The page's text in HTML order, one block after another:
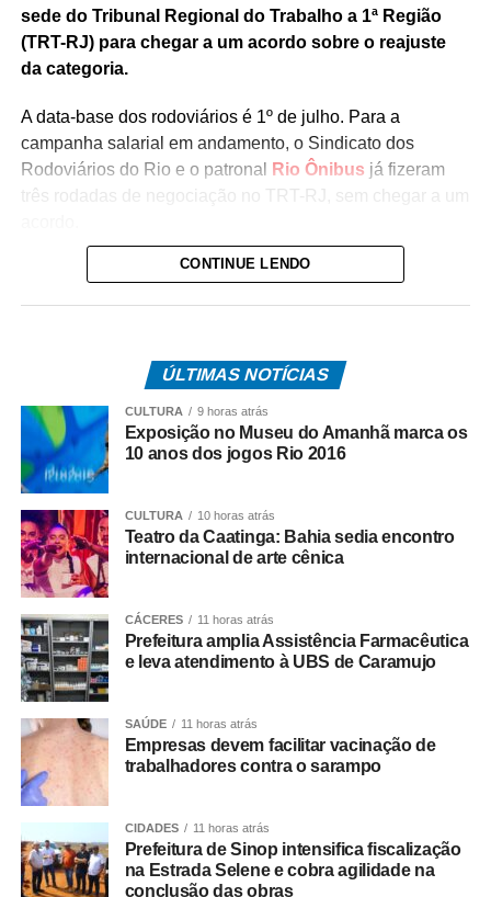
sede do Tribunal Regional do Trabalho a 1ª Região
(TRT-RJ) para chegar a um acordo sobre o reajuste
da categoria.
A data-base dos rodoviários é 1º de julho. Para a
campanha salarial em andamento, o Sindicato dos
Rodoviários do Rio e o patronal Rio Ônibus já fizeram
três rodadas de negociação no TRT-RJ, sem chegar a um
Durante as negociações mediadas pela Justiça do
o Rio Ônibus havia ofertado 4,39%.
O desembargador Gustavo Tadeu Alkmim, da Seção
Especializada em Dissídios Coletivos (Sedic), pediu que
os patrões aumentem a oferta de reajuste para 5%, o
cidades de Duque de Caxias e Nova Iguaçu, na Baixada
Fluminense.
Paralisação
No dia 27 de junho, o Sindicato dos Rodoviários ajuizou
o dissídio coletivo de greve e de natureza econômica. Na
concedeu liminar autorizando o início da paralisação.
Determinou a manutenção de, no mínimo, 50% da frota
operacional em cada linha e itinerário, sob pena de multa
Dois dias depois, no dia 29 de junho, os rodoviários do
município do Rio de Janeiro iniciaram a paralisação. No
CONTINUE LENDO
ÚLTIMAS NOTÍCIAS
CULTURA 9 horas atrás
Exposição no Museu do Amanhã marca os
10 anos dos jogos Rio 2016
CULTURA 10 horas atrás
Teatro da Caatinga: Bahia sedia encontro
internacional de arte cênica
CÁCERES 11 horas atrás
Prefeitura amplia Assistência Farmacêutica
e leva atendimento à UBS de Caramujo
SAÚDE 11 horas atrás
Empresas devem facilitar vacinação de
trabalhadores contra o sarampo
CIDADES 11 horas atrás
Prefeitura de Sinop intensifica fiscalização
na Estrada Selene e cobra agilidade na
conclusão das obras